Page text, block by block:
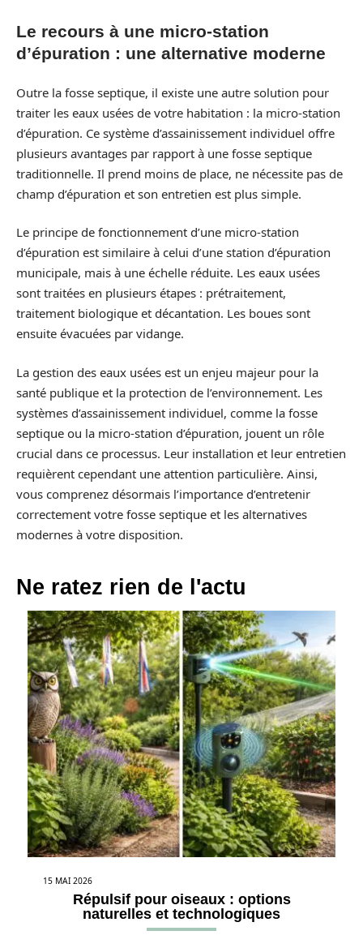
Le recours à une micro-station
d’épuration : une alternative moderne
Outre la fosse septique, il existe une autre solution pour
traiter les eaux usées de votre habitation : la micro-station
d’épuration. Ce système d’assainissement individuel offre
plusieurs avantages par rapport à une fosse septique
traditionnelle. Il prend moins de place, ne nécessite pas de
champ d’épuration et son entretien est plus simple.
Le principe de fonctionnement d’une micro-station
d’épuration est similaire à celui d’une station d’épuration
municipale, mais à une échelle réduite. Les eaux usées
sont traitées en plusieurs étapes : prétraitement,
traitement biologique et décantation. Les boues sont
ensuite évacuées par vidange.
La gestion des eaux usées est un enjeu majeur pour la
santé publique et la protection de l’environnement. Les
systèmes d’assainissement individuel, comme la fosse
septique ou la micro-station d’épuration, jouent un rôle
crucial dans ce processus. Leur installation et leur entretien
requièrent cependant une attention particulière. Ainsi,
vous comprenez désormais l’importance d’entretenir
correctement votre fosse septique et les alternatives
modernes à votre disposition.
Ne ratez rien de l'actu
15 MAI 2026
Répulsif pour oiseaux : options
naturelles et technologiques